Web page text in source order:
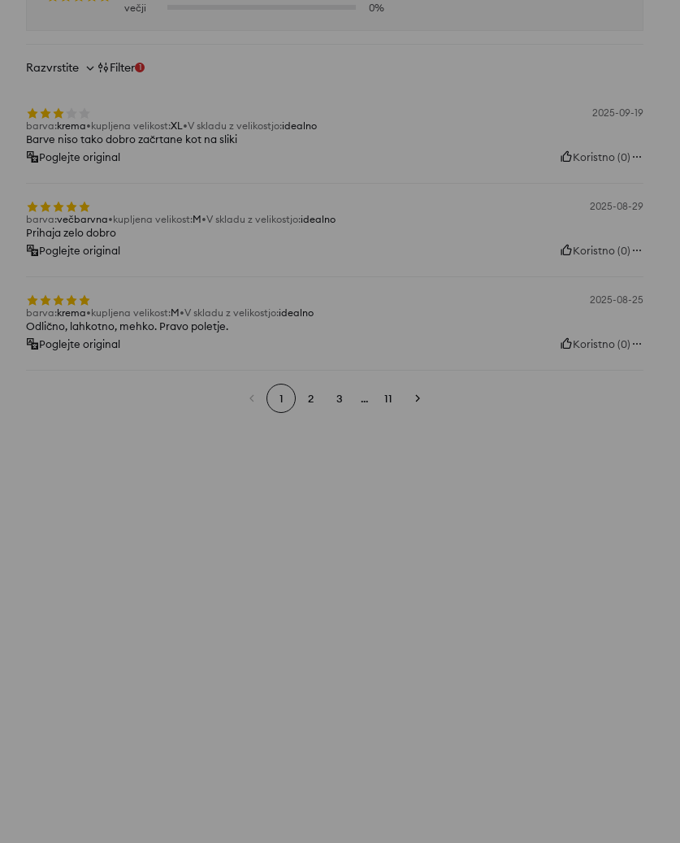
večji
0%
Razvrstite Filter 1
2025-09-19
barva:krema kupljena velikost:XL V skladu z velikostjo:idealno
Barve niso tako dobro začrtane kot na sliki
Poglejte original
Koristno(0)
2025-08-29
barva:večbarvna kupljena velikost:M V skladu z velikostjo:idealno
Prihaja zelo dobro
Poglejte original
Koristno(0)
2025-08-25
barva:krema kupljena velikost:M V skladu z velikostjo:idealno
Odlično, lahkotno, mehko. Pravo poletje.
Poglejte original
Koristno(0)
1 2 3 ... 11